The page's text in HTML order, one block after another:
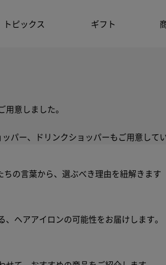
トピックス ギフト
用意しました。
パー、ドリンクショッパーもご用意してい
ちの言葉から、選ぶべき理由を紐解きます
、ヘアアイロンの可能性をお届けします。